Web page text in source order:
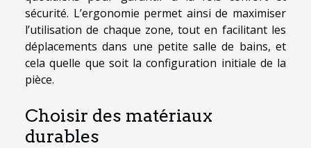
sécurité. L’ergonomie permet ainsi de maximiser
l’utilisation de chaque zone, tout en facilitant les
déplacements dans une petite salle de bains, et
cela quelle que soit la configuration initiale de la
pièce.
Choisir des matériaux
durables